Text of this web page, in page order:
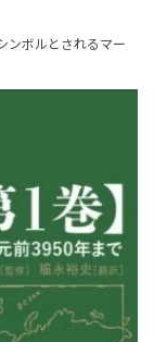
ンボルとされるマー